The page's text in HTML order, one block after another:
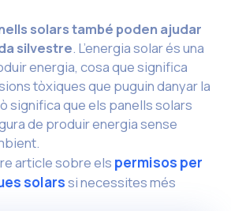
solars també poden ajudar
silvestre. L’energia solar és una
energia, cosa que significa
tòxiques que puguin danyar la
significa que els panells solars
de produir energia sense
article sobre els permisos per
solarssi necessites més